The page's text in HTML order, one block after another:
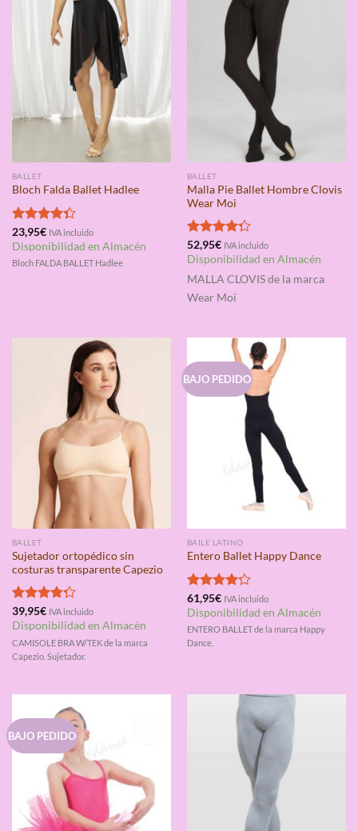
BALLET
Bloch Falda Ballet Hadlee
Valorado
con4.33
de 5
23,95€ IVA incluido
Disponibilidad en Almacén
Bloch FALDA BALLET Hadlee
BALLET
Malla Pie Ballet Hombre Clovis
Wear Moi
Valorado
con4.25
52,95€ IVA incluido
Disponibilidad en Almacén
MALLA CLOVISde la marca
Wear Moi
BALLET
Sujetador ortopédico sin
costuras transparente Capezio
Valorado
con4.25
39,95€ IVA incluido
Disponibilidad en Almacén
CAMISOLE BRA W/TEK de la marca
Capezio. Sujetador.
BAJO PEDIDO
BAILE LATINO
Entero Ballet Happy Dance
Valorado
con4.20
de 5
61,95€ IVA incluido
Disponibilidad en Almacén
ENTERO BALLET de la marca Happy
Dance.
BAJO PEDIDO